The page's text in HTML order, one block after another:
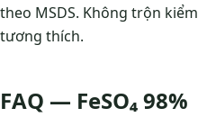
theo MSDS. Không trộn
tương thích.
FAQ — FeSO₄ 98%